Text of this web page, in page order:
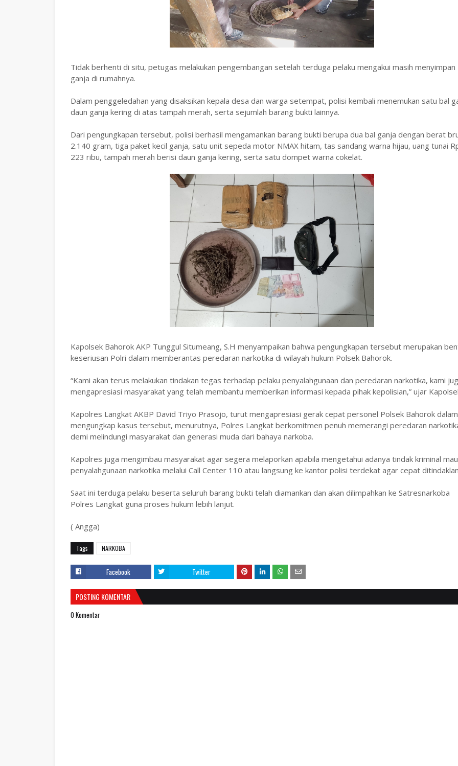
Tidak berhenti di situ, petugas melakukan pengembangan setelah terduga pelaku mengakui masih menyimpan
ganja di rumahnya.
Dalam penggeledahan yang disaksikan kepala desa dan warga setempat, polisi kembali menemukan satu bal
daun ganja kering di atas tampah merah, serta sejumlah barang bukti lainnya.
Dari pengungkapan tersebut, polisi berhasil mengamankan barang bukti berupa dua bal ganja dengan berat
2.140 gram, tiga paket kecil ganja, satu unit sepeda motor NMAX hitam, tas sandang warna hijau, uang tunai
223 ribu, tampah merah berisi daun ganja kering, serta satu dompet warna cokelat.
Kapolsek Bahorok AKP Tunggul Situmeang, S.H menyampaikan bahwa pengungkapan tersebut merupakan
keseriusan Polri dalam memberantas peredaran narkotika di wilayah hukum Polsek Bahorok.
“Kami akan terus melakukan tindakan tegas terhadap pelaku penyalahgunaan dan peredaran narkotika, kami
mengapresiasi masyarakat yang telah membantu memberikan informasi kepada pihak kepolisian,” ujar
Kapolres Langkat AKBP David Triyo Prasojo, turut mengapresiasi gerak cepat personel Polsek Bahorok dalam
mengungkap kasus tersebut, menurutnya, Polres Langkat berkomitmen penuh memerangi peredaran
demi melindungi masyarakat dan generasi muda dari bahaya narkoba.
Kapolres juga mengimbau masyarakat agar segera melaporkan apabila mengetahui adanya tindak kriminal
penyalahgunaan narkotika melalui Call Center 110 atau langsung ke kantor polisi terdekat agar cepat
Saat ini terduga pelaku beserta seluruh barang bukti telah diamankan dan akan dilimpahkan ke Satresnarkoba
Polres Langkat guna proses hukum lebih lanjut.
( Angga)
Tags NARKOBA
Facebook Twitter
POSTING KOMENTAR
0 Komentar